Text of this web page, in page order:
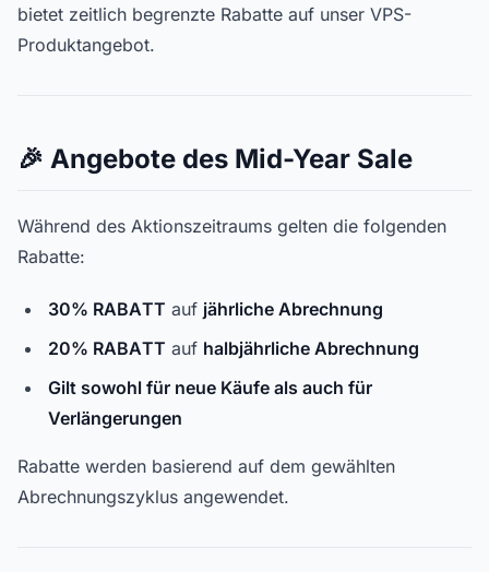
bietet zeitlich begrenzte Rabatte auf unser VPS-
Produktangebot.
🎉 Angebote des Mid-Year Sale
Während des Aktionszeitraums gelten die folgenden
Rabatte:
30% RABATT auf jährliche Abrechnung
20% RABATT auf halbjährliche Abrechnung
Gilt sowohl für neue Käufe als auch für
Verlängerungen
Rabatte werden basierend auf dem gewählten
Abrechnungszyklus angewendet.